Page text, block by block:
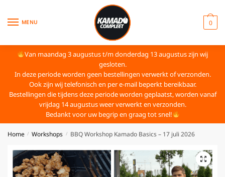
MENU 0
Van maandag 3 augustus t/m donderdag 13 augustus zijn wij
gesloten.
In deze periode worden geen bestellingen verwerkt of verzonden.
Ook zijn wij telefonisch en per e-mail beperkt bereikbaar.
Bestellingen die tijdens deze periode worden geplaatst, worden vanaf
vrijdag 14 augustus weer verwerkt en verzonden.
Bedankt voor uw begrip en graag tot snel!
Home / Workshops / BBQ Workshop Kamado Basics – 17 juli 2026